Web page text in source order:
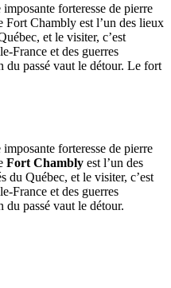
forteresse de pierre
Fort Chambly est l’un des lieux
et le visiter, c’est
France et des guerres
passé vaut le détour. Le fort
forteresse de pierre
Fort Chambly est l’un des
du Québec, et le visiter, c’est
France et des guerres
passé vaut le détour.